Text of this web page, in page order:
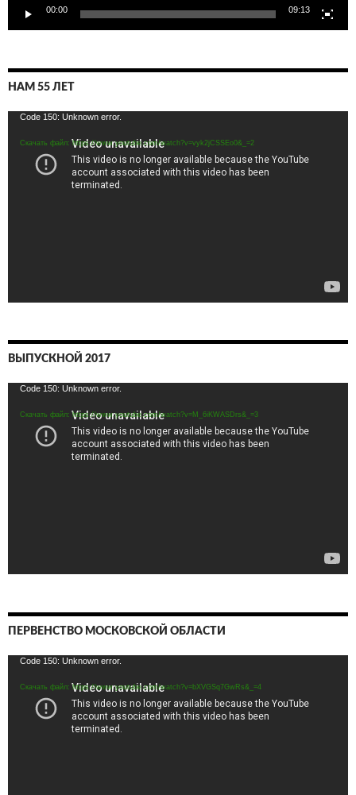
00:00 09:13
НАМ 55 ЛЕТ
Видеоплеер
Code 150: Unknown error.
Скачать файл: https://www.youtube.com/watch?v=vyk2jCSSEo0&_=2
ВЫПУСКНОЙ 2017
Видеоплеер
Code 150: Unknown error.
Скачать файл: https://www.youtube.com/watch?v=M_6iKWASDrs&_=3
ПЕРВЕНСТВО МОСКОВСКОЙ ОБЛАСТИ
Видеоплеер
Code 150: Unknown error.
Скачать файл: https://www.youtube.com/watch?v=bXVGSq7GwRs&_=4